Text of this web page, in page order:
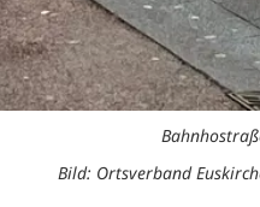
Bild: Ortsverband